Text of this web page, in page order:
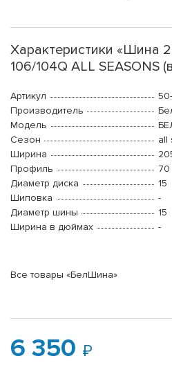
Характеристики «Шина
106/104Q ALL SEASONS
Артикул
Производитель
Модель
Сезон
all
Ширина
Профиль
70
Диаметр диска
15
Шиповка
-
Диаметр шины
15
Ширина в дюймах
-
Все товары «БелШина»
6 350